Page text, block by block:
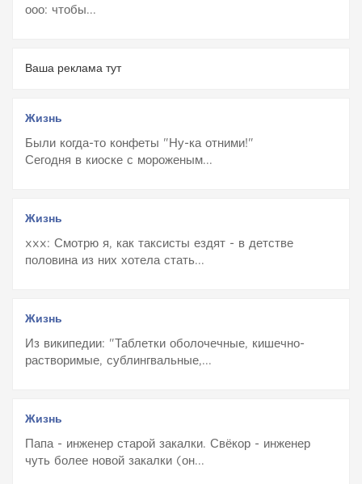
ооо: чтобы...
Ваша реклама тут
Жизнь
Были когда-то конфеты "Ну-ка отними!"
Сегодня в киоске с мороженым...
Жизнь
xxx: Смотрю я, как таксисты ездят - в детстве
половина из них хотела стать...
Жизнь
Из википедии: "Таблетки оболочечные, кишечно-
растворимые, сублингвальные,...
Жизнь
Папа - инженер старой закалки. Свёкор - инженер
чуть более новой закалки (он...